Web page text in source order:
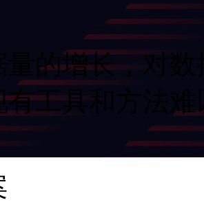
的增长，
现有工具和方